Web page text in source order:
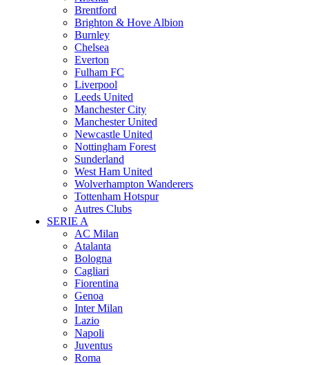
Brentford
Brighton & Hove Albion
Burnley
Chelsea
Everton
Fulham FC
Liverpool
Leeds United
Manchester City
Manchester United
Newcastle United
Nottingham Forest
Sunderland
West Ham United
Wolverhampton Wanderers
Tottenham Hotspur
Autres Clubs
SERIE A
AC Milan
Atalanta
Bologna
Cagliari
Fiorentina
Genoa
Inter Milan
Lazio
Napoli
Juventus
Roma